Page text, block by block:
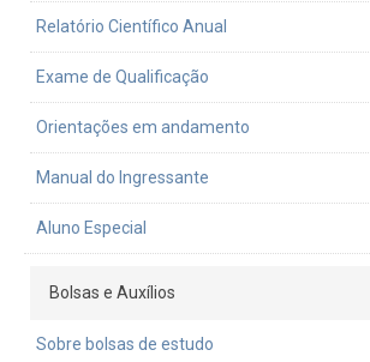
Relatório Científico Anual
Exame de Qualificação
Orientações em andamento
Manual do Ingressante
Aluno Especial
Bolsas e Auxílios
Sobre bolsas de estudo